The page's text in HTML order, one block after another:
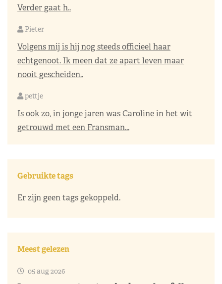
Verder gaat h..
Pieter
Volgens mij is hij nog steeds officieel haar
echtgenoot. Ik meen dat ze apart leven maar
nooit gescheiden..
pettje
Is ook zo, in jonge jaren was Caroline in het wit
getrouwd met een Fransman...
Gebruikte tags
Er zijn geen tags gekoppeld.
Meest gelezen
05 aug 2026